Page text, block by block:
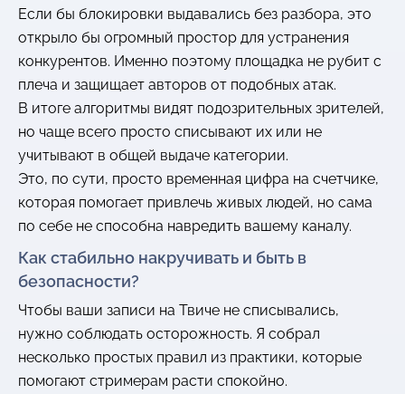
Если бы блокировки выдавались без разбора, это
открыло бы огромный простор для устранения
конкурентов. Именно поэтому площадка не рубит с
плеча и защищает авторов от подобных атак.
В итоге алгоритмы видят подозрительных зрителей,
но чаще всего просто списывают их или не
учитывают в общей выдаче категории.
Это, по сути, просто временная цифра на счетчике,
которая помогает привлечь живых людей, но сама
по себе не способна навредить вашему каналу.
Как стабильно накручивать и быть в
безопасности?
Чтобы ваши записи на Твиче не списывались,
нужно соблюдать осторожность. Я собрал
несколько простых правил из практики, которые
помогают стримерам расти спокойно.